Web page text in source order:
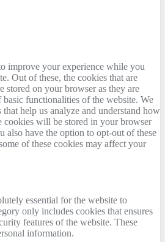
improve your experience while you
Out of these, the cookies that are
stored on your browser as they are
functionalities of the website. We
help us analyze and understand how
cookies will be stored in your browser
also have the option to opt-out of these
of these cookies may affect your
essential for the website to
only includes cookies that ensures
features of the website. These
information.